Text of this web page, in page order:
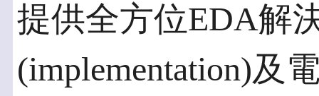
提供全方位EDA解
(implementation)及